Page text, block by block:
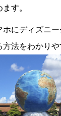
す。
ホにディズニ
法をわかりや